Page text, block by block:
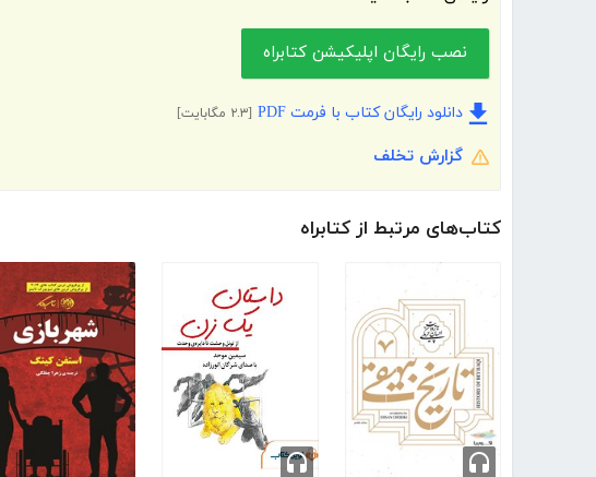
نصب رایگان اپلیکیشن کتابراه
دانلود رایگان کتاب با فرمت PDF [۲.۳ مگابایت]
گزارش تخلف
کتاب‌های مرتبط از کتابراه